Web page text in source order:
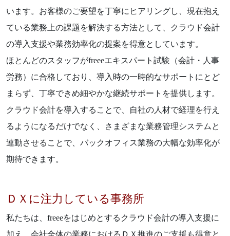
います。お客様のご要望を丁寧にヒアリングし、現在抱え
ている業務上の課題を解決する方法として、クラウド会計
の導入支援や業務効率化の提案を得意としています。
ほとんどのスタッフがfreeeエキスパート試験（会計・人事
労務）に合格しており、導入時の一時的なサポートにとど
まらず、丁寧できめ細やかな継続サポートを提供します。
クラウド会計を導入することで、自社の人材で経理を行え
るようになるだけでなく、さまざまな業務管理システムと
連動させることで、バックオフィス業務の大幅な効率化が
期待できます。
ＤＸに注力している事務所
私たちは、freeeをはじめとするクラウド会計の導入支援に